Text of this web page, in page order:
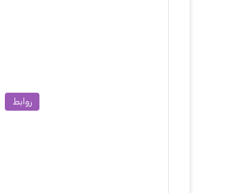
روابط